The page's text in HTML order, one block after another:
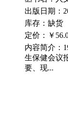
出版日期：
库存：缺货
定价：
￥
内容简介：
生保健会议
要、现...